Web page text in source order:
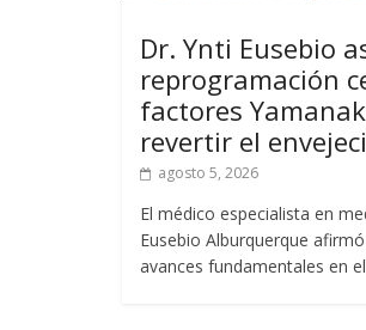
Dr. Ynti Eusebio
reprogramación
factores
revertir el
agosto 5, 2026
El médico especialista en
Eusebio Alburquerque
avances fundamentales en